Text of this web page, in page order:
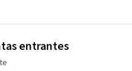
estrategia de ventas
entrantes